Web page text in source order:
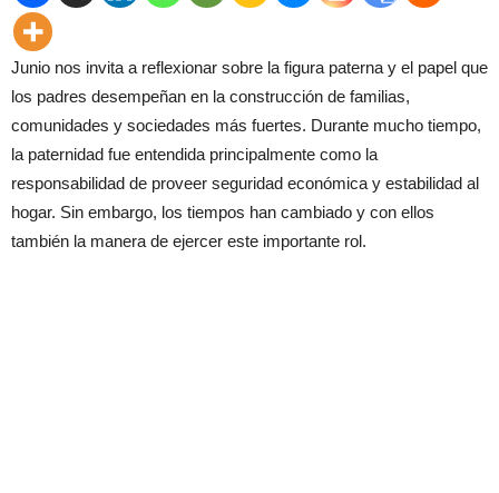
Junio nos invita a reflexionar sobre la figura paterna y el papel que
los padres desempeñan en la construcción de familias,
comunidades y sociedades más fuertes. Durante mucho tiempo,
la paternidad fue entendida principalmente como la
responsabilidad de proveer seguridad económica y estabilidad al
hogar. Sin embargo, los tiempos han cambiado y con ellos
también la manera de ejercer este importante rol.